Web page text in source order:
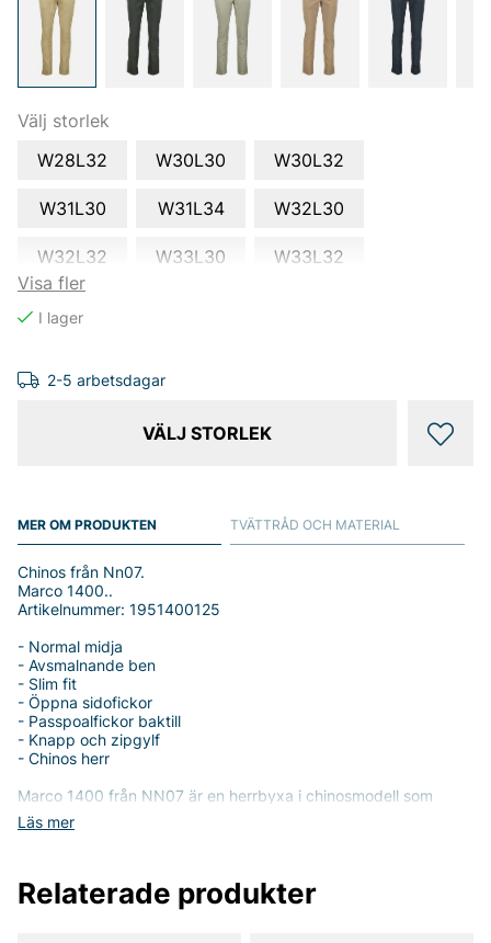
Välj storlek
Visa fler
W28L32 W30L30 W30L32
W31L30 W31L34 W32L30
W32L32 W33L30 W33L32
2-5 arbetsdagar
VÄLJ STORLEK
MER OM PRODUKTEN
Läs mer
Chinos från Nn07.
Marco 1400..
Artikelnummer: 1951400125
- Normal midja
- Avsmalnande ben
- Slim fit
- Öppna sidofickor
- Passpoalfickor baktill
- Knapp och zipgylf
- Chinos herr
Marco 1400 från NN07 är en herrbyxa i chinosmodell som
kombinerar tidlös stil med vardaglig komfort. Byxan har normal
midja och ett avsmalnande, slim fit som skapar en modern
klassisk detalj som förstärker chinosens premium-känsla.
Gylfen stängs med knapp och zip, vilket gör den enkel att
TVÄTTRÅD OCH MATERIAL
Relaterade produkter